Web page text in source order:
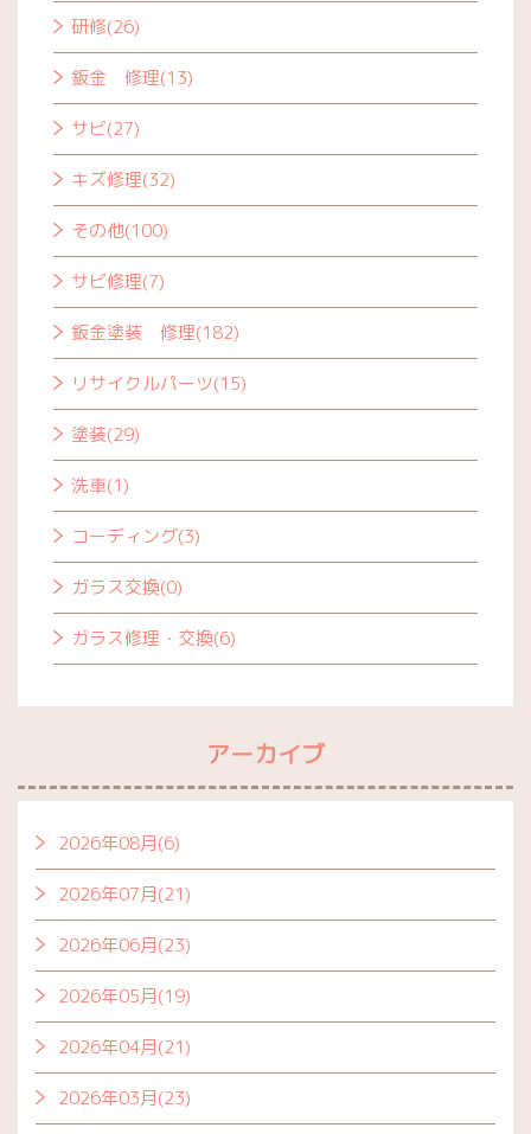
研修(26)
鈑金 修理(13)
サビ(27)
キズ修理(32)
その他(100)
サビ修理(7)
鈑金塗装 修理(182)
リサイクルパーツ(15)
塗装(29)
洗車(1)
コーディング(3)
ガラス交換(0)
ガラス修理・交換(6)
アーカイブ
2026年08月(6)
2026年07月(21)
2026年06月(23)
2026年05月(19)
2026年04月(21)
2026年03月(23)